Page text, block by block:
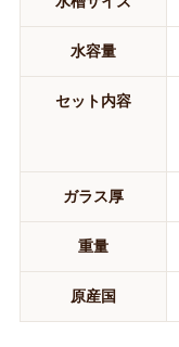
水容量
セット内容
ガラス厚
重量
原産国